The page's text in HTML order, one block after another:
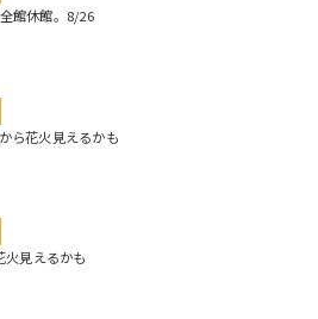
館休館。8/26
ら花火見えるかも
火見えるかも